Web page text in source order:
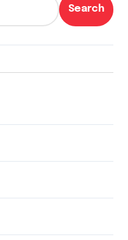
Search